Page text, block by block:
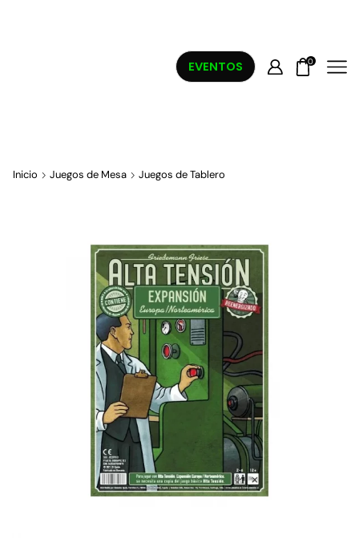
EVENTOS 0
Inicio Juegos de Mesa Juegos de Tablero